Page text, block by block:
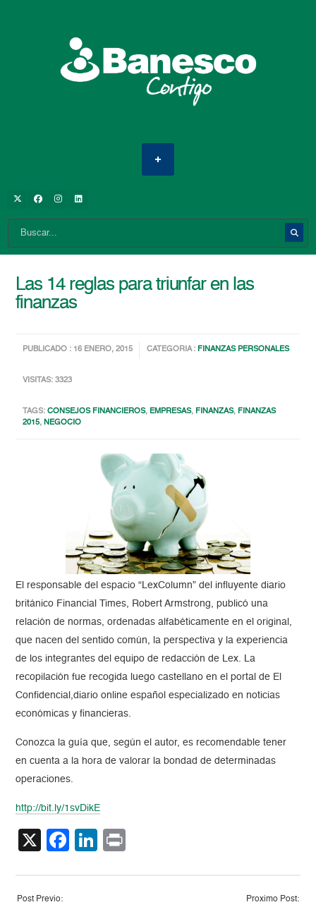
Las 14 reglas para triunfar en las
finanzas
PUBLICADO : 16 ENERO, 2015 CATEGORIA : FINANZAS PERSONALES
VISITAS: 3323
TAGS:CONSEJOS FINANCIEROS, EMPRESAS, FINANZAS, FINANZAS
2015,NEGOCIO
El responsable del espacio “LexColumn” del influyente diario
británico Financial Times, Robert Armstrong, publicó una
relación de normas, ordenadas alfabéticamente en el original,
que nacen del sentido común, la perspectiva y la experiencia
de los integrantes del equipo de redacción de Lex. La
recopilación fue recogida luego castellano en el portal de El
Confidencial,diario online español especializado en noticias
económicas y financieras.
Conozca la guía que, según el autor, es recomendable tener
en cuenta a la hora de valorar la bondad de determinadas
operaciones.
http://bit.ly/1svDikE
X Facebook
LinkedIn
Post Previo: Proximo Post: